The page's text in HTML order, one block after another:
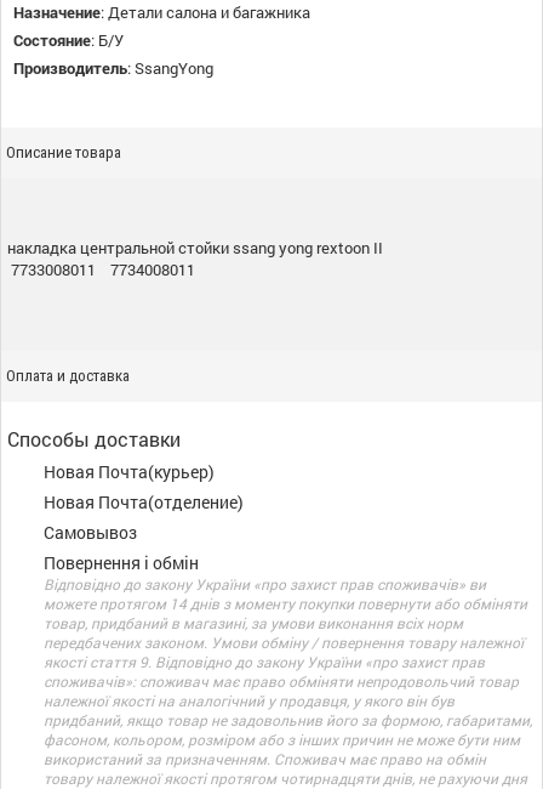
Назначение:Детали салона и багажника
Состояние: Б/У
Производитель:SsangYong
Описание товара
накладка центральной стойки ssang yong rextoon II
7733008011 7734008011
Оплата и доставка
Способы доставки
Новая Почта(курьер)
Новая Почта(отделение)
Самовывоз
Повернення і обмін
Відповідно до закону України «про захист прав споживачів» ви
можете протягом 14 днів з моменту покупки повернути або обміняти
товар, придбаний в магазині, за умови виконання всіх норм
передбачених законом. Умови обміну / повернення товару належної
якості стаття 9. Відповідно до закону України «про захист прав
споживачів»: споживач має право обміняти непродовольчий товар
належної якості на аналогічний у продавця, у якого він був
придбаний, якщо товар не задовольнив його за формою, габаритами,
фасоном, кольором, розміром або з інших причин не може бути ним
використаний за призначенням. Споживач має право на обмін
товару належної якості протягом чотирнадцяти днів, не рахуючи дня